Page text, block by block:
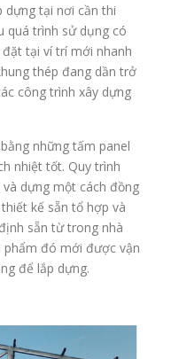
dựng tại nơi cần thi
quá trình sử dụng có
tại ví trí mới nhanh
thép đang dần trở
công trình xây dựng
những tấm panel
nhiệt tốt. Quy trình
dựng một cách đồng
kế sẵn tổ hợp và
sẵn từ trong nhà
phẩm đó mới được vận
để lắp dựng.